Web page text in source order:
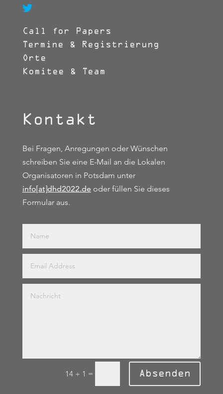

Call for Papers
Termine & Registrierung
Orte
Komitee & Team
Kontakt
Bei Fragen, Anregungen oder Wünschen
schreiben Sie eine E-Mail an die Lokalen
Organisatoren in Potsdam unter
info[at]dhd2022.de oder füllen Sie dieses
Formular aus.
14 + 1 = Absenden